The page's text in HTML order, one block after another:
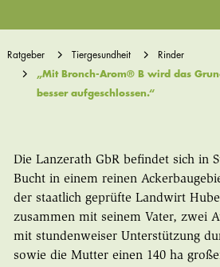
Ratgeber Tiergesundheit
Rinder
„Mit Bronch-Arom® B wird das
besser aufgeschlossen.“
Die Lanzerath GbR befindet sich in
Bucht in einem reinen
der staatlich geprüfte Landwirt
zusammen mit seinem Vater, zwei
mit stundenweiser Unterstützung
sowie die Mutter einen 140 ha